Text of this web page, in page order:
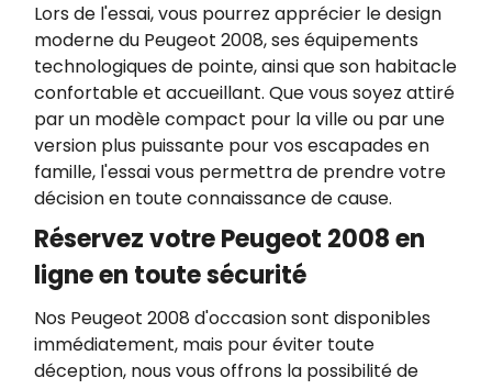
Lors de l'essai, vous pourrez apprécier le design
moderne du Peugeot 2008, ses équipements
technologiques de pointe, ainsi que son habitacle
confortable et accueillant. Que vous soyez attiré
par un modèle compact pour la ville ou par une
version plus puissante pour vos escapades en
famille, l'essai vous permettra de prendre votre
décision en toute connaissance de cause.
Réservez votre Peugeot 2008 en
ligne en toute sécurité
Nos Peugeot 2008 d'occasion sont disponibles
immédiatement, mais pour éviter toute
déception, nous vous offrons la possibilité de